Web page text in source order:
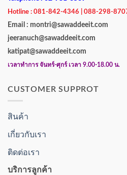
Hotline : 081-842-4346 | 088-298-
Email : montri@sawaddeeit.com
jeeranuch@sawaddeeit.com
katipat@sawaddeeit.com
เวลาทำการ จันทร์-ศุกร์ เวลา 9.00-18.00 น.
CUSTOMER SUPPROT
สินค้า
เกี่ยวกับเรา
ติดต่อเรา
บริการลูกค้า